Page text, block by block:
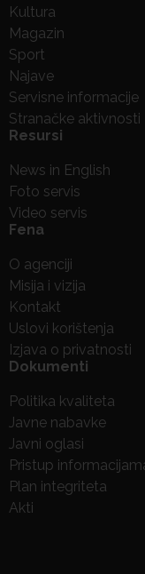
Kultura
Magazin
Sport
Najave
Servisne informacije
Stranačke aktivnosti
Resursi
News in English
Foto servis
Video servis
Fena
O agenciji
Misija i vizija
Kontakt
Uslovi korištenja
Izjava o privatnosti
Dokumenti
Politika kvaliteta
Javne nabavke
Javni oglasi
Pristup
Plan integriteta
Akti